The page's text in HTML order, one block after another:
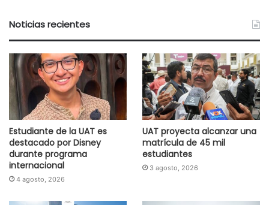
Noticias recientes
Estudiante de la UAT es
destacado por Disney
durante programa
internacional
4 agosto, 2026
UAT proyecta alcanzar una
matrícula de 45 mil
estudiantes
3 agosto, 2026